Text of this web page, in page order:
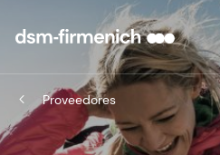
Proveedores